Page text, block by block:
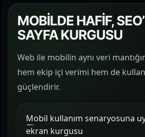
MOBİLDE HAFİF,
SAYFA KURGUSU
Web ile mobilin aynı veri
hem ekip içi verimi hem de
güçlendirir.
Mobil kullanım senaryosuna
ekran kurgusu